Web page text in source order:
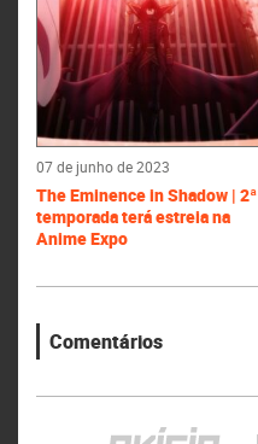
07 de junho de 2023
The Eminence in Shadow | 2ª
temporada terá estreia na
Anime Expo
Comentários